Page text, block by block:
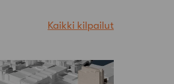
Kaikki kilpailut